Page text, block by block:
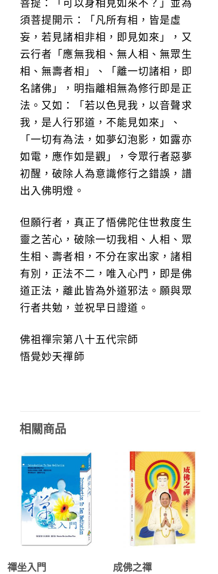
菩提：「可以身相見如來不？」並為
須菩提開示：「凡所有相，皆是虛
妄，若見諸相非相，即見如來」，又
云行者「應無我相、無人相、無眾生
相、無壽者相」、「離一切諸相，即
名諸佛」，明指離相無為修行即是正
法。又如：「若以色見我，以音聲求
我，是人行邪道，不能見如來」、
「一切有為法，如夢幻泡影，如露亦
如電，應作如是觀」，令眾行者惡夢
初醒，破除人為意識修行之錯誤，譜
出入佛明燈。
但願行者，真正了悟佛陀住世救度生
靈之苦心，破除一切我相、人相、眾
生相、壽者相，不分在家出家，諸相
有別，正法不二，唯入心門，即是佛
道正法，離此皆為外道邪法。願與眾
行者共勉，並祝早日證道。
佛祖禪宗第八十五代宗師
悟覺妙天禪師
相關商品
禪坐入門 成佛之禪